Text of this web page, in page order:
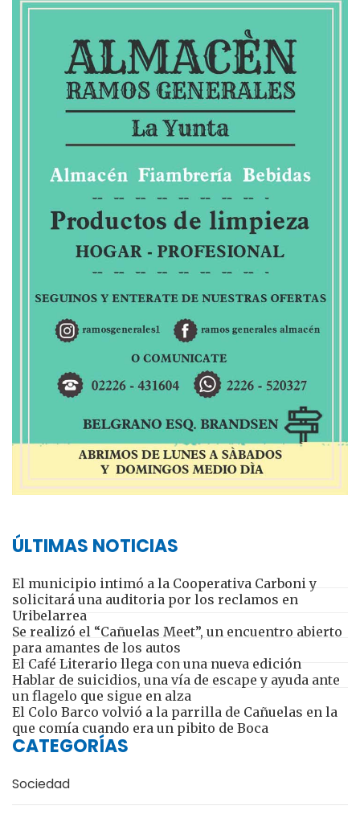
ÚLTIMAS NOTICIAS
El municipio intimó a la Cooperativa Carboni y
solicitará una auditoria por los reclamos en
Uribelarrea
Se realizó el “Cañuelas Meet”, un encuentro abierto
para amantes de los autos
El Café Literario llega con una nueva edición
Hablar de suicidios, una vía de escape y ayuda ante
un flagelo que sigue en alza
El Colo Barco volvió a la parrilla de Cañuelas en la
que comía cuando era un pibito de Boca
CATEGORÍAS
Sociedad